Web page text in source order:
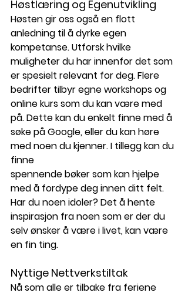
Høstlæring og Egenutvikling
Høsten gir oss også en flott
anledning til å dyrke egen
kompetanse. Utforsk hvilke
muligheter du har innenfor det som
er spesielt relevant for deg. Flere
bedrifter tilbyr egne workshops og
online kurs som du kan være med
på. Dette kan du enkelt finne med å
søke på Google, eller du kan høre
med noen du kjenner. I tillegg kan du
finne
spennende bøker som kan hjelpe
med å fordype deg innen ditt felt.
Har du noen idoler? Det å hente
inspirasjon fra noen som er der du
selv ønsker å være i livet, kan være
en fin ting.
Nyttige Nettverkstiltak
Nå som alle er tilbake fra feriene